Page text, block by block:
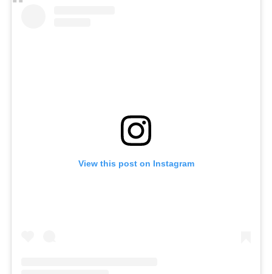
View this post on Instagram